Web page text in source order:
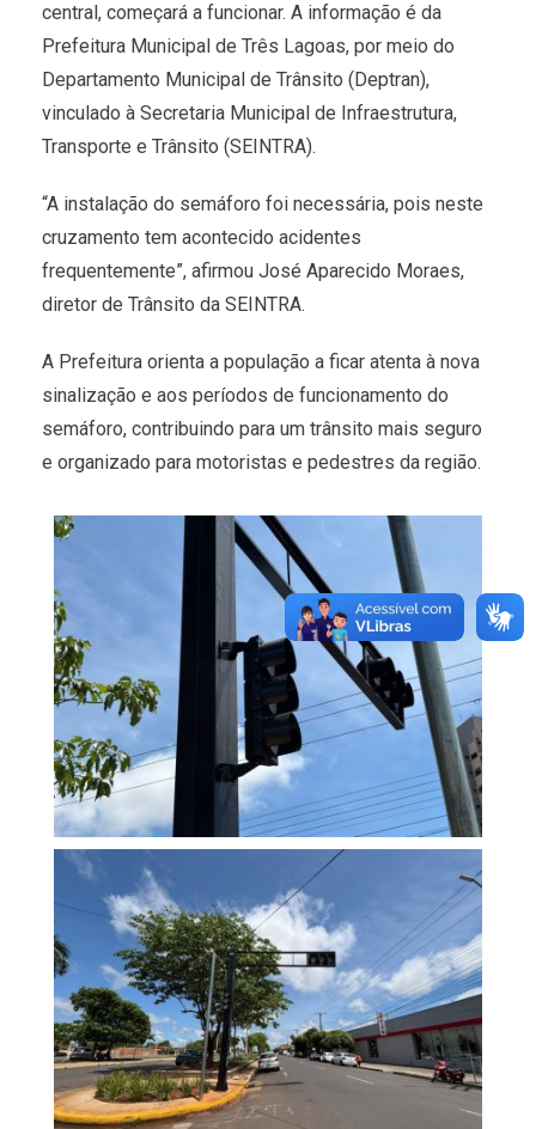
central, começará a funcionar. A informação é da
Prefeitura Municipal de Três Lagoas, por meio do
Departamento Municipal de Trânsito (Deptran),
vinculado à Secretaria Municipal de Infraestrutura,
Transporte e Trânsito (SEINTRA).
“A instalação do semáforo foi necessária, pois neste
cruzamento tem acontecido acidentes
frequentemente”, afirmou José Aparecido Moraes,
diretor de Trânsito da SEINTRA.
A Prefeitura orienta a população a ficar atenta à nova
sinalização e aos períodos de funcionamento do
semáforo, contribuindo para um trânsito mais seguro
e organizado para motoristas e pedestres da região.